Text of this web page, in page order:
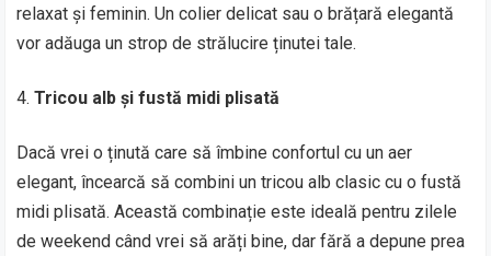
relaxat și feminin. Un colier delicat sau o brățară elegantă
vor adăuga un strop de strălucire ținutei tale.
Tricou alb și fustă midi plisată
Dacă vrei o ținută care să îmbine confortul cu un aer
elegant, încearcă să combini un tricou alb clasic cu o fustă
midi plisată. Această combinație este ideală pentru zilele
de weekend când vrei să arăți bine, dar fără a depune prea